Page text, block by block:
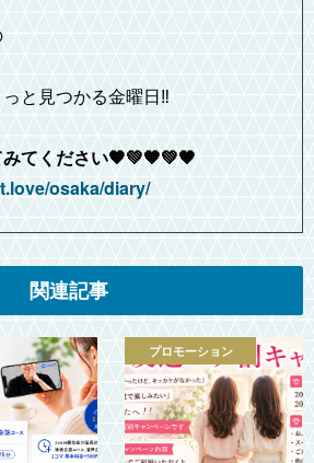
と見つかる金曜日‼️
てください🧡💚🧡💚🧡
osaka/diary/
関連記事
プロモーション